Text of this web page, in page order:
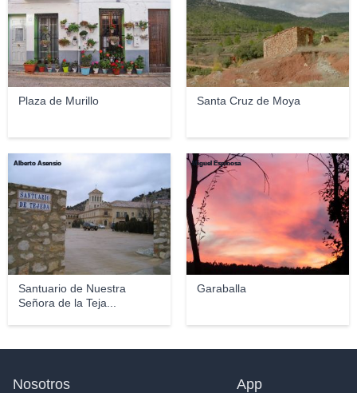
Plaza de Murillo Santa Cruz de Moya
Santuario de Nuestra
Señora de la Teja...
Alberto Asensio
Garaballa
Miguel Espinosa
Nosotros App